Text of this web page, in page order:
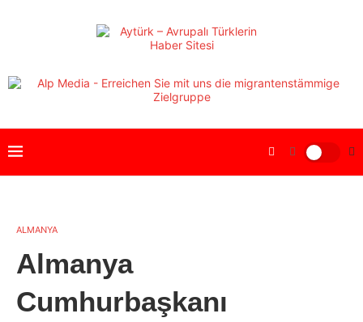
ALMANYA
Almanya
Cumhurbaşkanı